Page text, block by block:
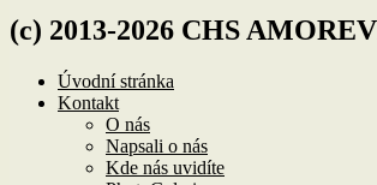
(c) 2013-2026 CHS
Úvodní stránka
Kontakt
O nás
Napsali o nás
Kde nás uvidíte